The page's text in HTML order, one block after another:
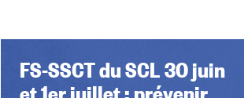
FS-SSCT du SCL 30 juin
et 1er juillet : prévenir